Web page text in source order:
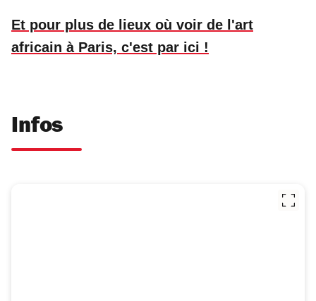
Et pour plus de lieux où voir de l'art
africain à Paris, c'est par ici !
Infos